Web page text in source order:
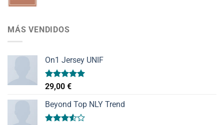
MÁS VENDIDOS
On1 Jersey UNIF
Valorado
con
de 5
29,00 €
Beyond Top NLY Trend